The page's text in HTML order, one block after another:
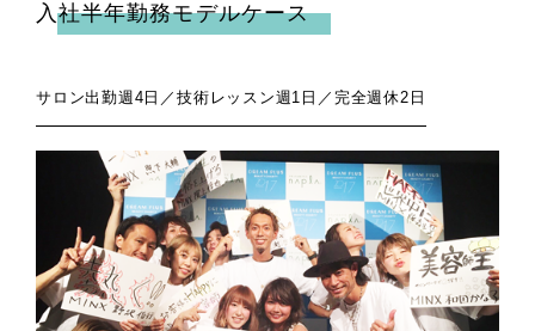
入社半年勤務モデルケース
サロン出勤週4日／技術レッスン週1日／完全週休2日